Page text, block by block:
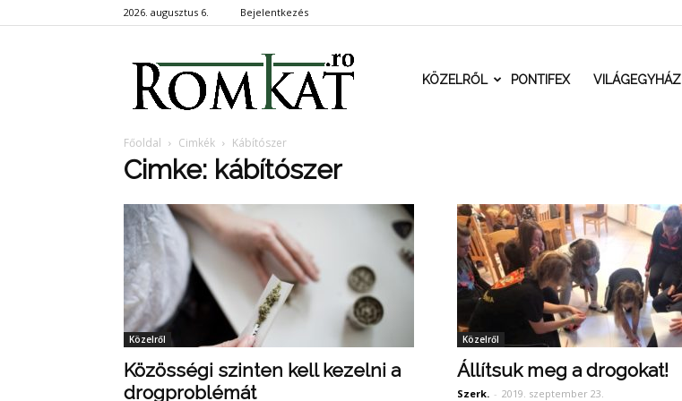
2026. augusztus 6. Bejelentkezés
RomKat.roKÖZELRŐL PONTIFEX VILÁGEGYHÁZ
Főoldal Cimkék Kábítószer
Cimke: kábítószer
Közelről
Közösségi szinten kell kezelni a
drogproblémát
Közelről
Állítsuk meg a drogokat!
Szerk. - 2019. szeptember 23.